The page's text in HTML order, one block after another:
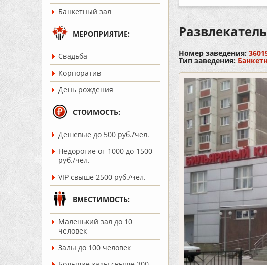
Банкетный зал
МЕРОПРИЯТИЕ:
Cвадьба
Корпоратив
День рождения
СТОИМОСТЬ:
Дешевые до 500 руб./чел.
Недорогие от 1000 до 1500
руб./чел.
VIP свыше 2500 руб./чел.
ВМЕСТИМОСТЬ:
Маленький зал до 10
человек
Залы до 100 человек
Номер заведения:
Тип заведения: